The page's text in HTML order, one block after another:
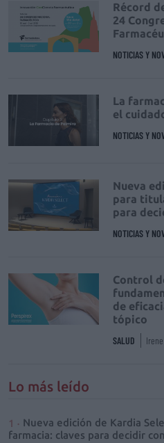
Récord
24
NOTICIAS Y
La
el
NOTICIAS Y
Nueva
para
para
NOTICIAS Y
Control
de
tópico
SALUD
Lo más leído
Nueva edición de Kardia
farmacia: claves para decidir